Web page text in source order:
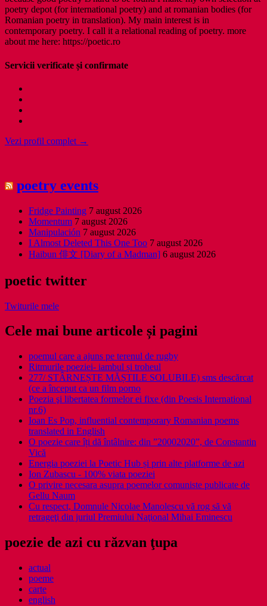
poetry depot (for international poetry) and at romanian bodies (for
Romanian poetry in translation). My main interest is in
contemporary poetry. I call it a relational reading of poetry. more
about me here: https://poetic.ro
Servicii verificate și confirmate
Vezi profil complet →
poetry events
Fridge Painting 7 august 2026
Momentum 7 august 2026
Manipulación 7 august 2026
I Almost Deleted This One Too 7 august 2026
Haibun 俳文 [Diary of a Madman] 6 august 2026
poetic twitter
Twiturile mele
Cele mai bune articole și pagini
poemul care a ajuns pe terenul de rugby
Ritmurile poeziei- iambul și troheul
277/ STÂRNEȘTE MĂȘTILE SOLUBILE) sms descărcat
(ce a început ca un film porno
Poezia şi libertatea formelor ei fixe (din Poesis International
nr.6)
Ioan Es Pop, influential contemporary Romanian poems
translated in English
O poezie care îți dă întâlnire: din ”20002020”, de Constantin
Vică
Energia poeziei la Poetic Hub și prin alte platforme de azi
Ion Zubascu - 100% viata poeziei
O privire necesara asupra poemelor comuniste publicate de
Gellu Naum
Cu respect, Domnule Nicolae Manolescu vă rog să vă
retrageţi din juriul Premiului Naţional Mihai Eminescu
poezie de azi cu răzvan ţupa
actual
poeme
carte
english